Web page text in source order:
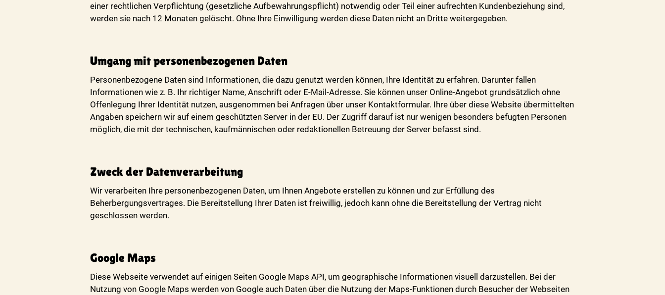
einer rechtlichen Verpflichtung (gesetzliche Aufbewahrungspflicht) notwendig oder Teil einer aufrechten Kundenbeziehung sind,
werden sie nach 12 Monaten gelöscht. Ohne Ihre Einwilligung werden diese Daten nicht an Dritte weitergegeben.
Umgang mit personenbezogenen Daten
Personenbezogene Daten sind Informationen, die dazu genutzt werden können, Ihre Identität zu erfahren. Darunter fallen
Informationen wie z. B. Ihr richtiger Name, Anschrift oder E-Mail-Adresse. Sie können unser Online-Angebot grundsätzlich ohne
Offenlegung Ihrer Identität nutzen, ausgenommen bei Anfragen über unser Kontaktformular. Ihre über diese Website übermittelten
Angaben speichern wir auf einem geschützten Server in der EU. Der Zugriff darauf ist nur wenigen besonders befugten Personen
möglich, die mit der technischen, kaufmännischen oder redaktionellen Betreuung der Server befasst sind.
Zweck der Datenverarbeitung
Wir verarbeiten Ihre personenbezogenen Daten, um Ihnen Angebote erstellen zu können und zur Erfüllung des
Beherbergungsvertrages. Die Bereitstellung Ihrer Daten ist freiwillig, jedoch kann ohne die Bereitstellung der Vertrag nicht
geschlossen werden.
Google Maps
Diese Webseite verwendet auf einigen Seiten Google Maps API, um geographische Informationen visuell darzustellen. Bei der
Nutzung von Google Maps werden von Google auch Daten über die Nutzung der Maps-Funktionen durch Besucher der Webseiten